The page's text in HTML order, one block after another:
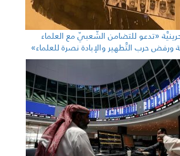
«تدعو للتضامن الشّعبيّ مع العلماء
حرب التَّطهير والإبادة نصرة للعلماء»